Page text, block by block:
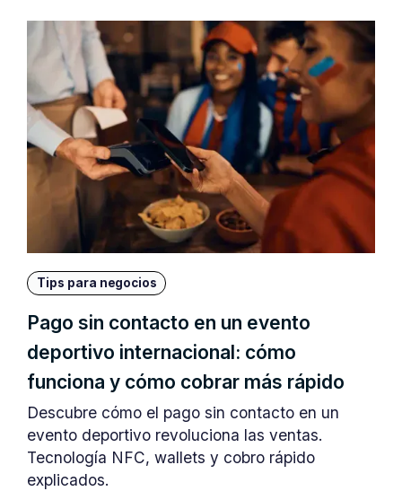
Tips para negocios
Pago sin contacto en un evento
deportivo internacional: cómo
funciona y cómo cobrar más rápido
Descubre cómo el pago sin contacto en un
evento deportivo revoluciona las ventas.
Tecnología NFC, wallets y cobro rápido
explicados.